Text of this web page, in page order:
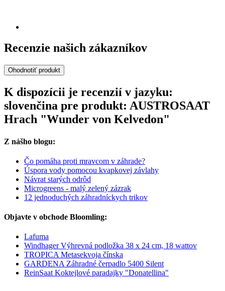
Recenzie našich zákazníkov
Ohodnotiť produkt
K dispozícii je recenzií v jazyku:
slovenčina pre produkt: AUSTROSAAT
Hrach "Wunder von Kelvedon"
Z nášho blogu:
Čo pomáha proti mravcom v záhrade?
Úspora vody pomocou kvapkovej závlahy
Návrat starých odrôd
Microgreens - malý zelený zázrak
12 jednoduchých záhradníckych trikov
Objavte v obchode Bloomling:
Lafuma
Windhager Výhrevná podložka 38 x 24 cm, 18 wattov
TROPICA Metasekvoja čínska
GARDENA Záhradné čerpadlo 5400 Silent
ReinSaat Koktejlové paradajky "Donatellina"